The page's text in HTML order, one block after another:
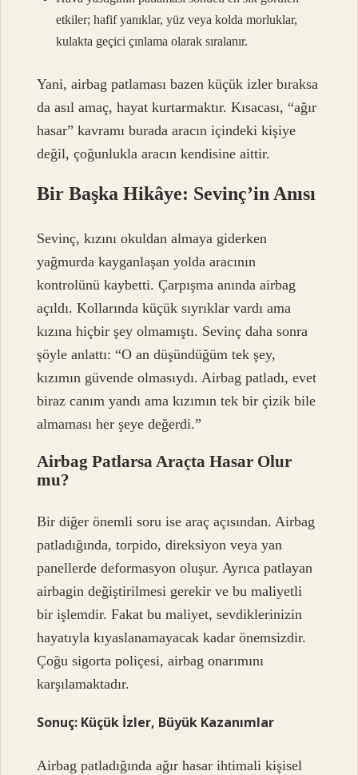
etkiler; hafif yanıklar, yüz veya kolda morluklar,
kulakta geçici çınlama olarak sıralanır.
Yani, airbag patlaması bazen küçük izler bıraksa
da asıl amaç, hayat kurtarmaktır. Kısacası, “ağır
hasar” kavramı burada aracın içindeki kişiye
değil, çoğunlukla aracın kendisine aittir.
Bir Başka Hikâye: Sevinç’in Anısı
Sevinç, kızını okuldan almaya giderken
yağmurda kayganlaşan yolda aracının
kontrolünü kaybetti. Çarpışma anında airbag
açıldı. Kollarında küçük sıyrıklar vardı ama
kızına hiçbir şey olmamıştı. Sevinç daha sonra
şöyle anlattı: “O an düşündüğüm tek şey,
kızımın güvende olmasıydı. Airbag patladı, evet
biraz canım yandı ama kızımın tek bir çizik bile
almaması her şeye değerdi.”
Airbag Patlarsa Araçta Hasar Olur
mu?
Bir diğer önemli soru ise araç açısından. Airbag
patladığında, torpido, direksiyon veya yan
panellerde deformasyon oluşur. Ayrıca patlayan
airbagin değiştirilmesi gerekir ve bu maliyetli
bir işlemdir. Fakat bu maliyet, sevdiklerinizin
hayatıyla kıyaslanamayacak kadar önemsizdir.
Çoğu sigorta poliçesi, airbag onarımını
karşılamaktadır.
Sonuç: Küçük İzler, Büyük Kazanımlar
Airbag patladığında ağır hasar ihtimali kişisel